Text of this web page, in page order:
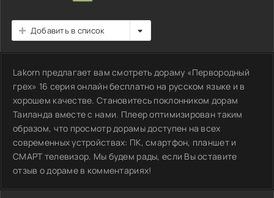
Добавить в список
Lakorn предлагает вам смотреть дораму «Первородный
грех» 16 серия онлайн бесплатно на русском языке и в
хорошем качестве. Становитесь поклонником дорам
Таиланда вместе с нами. Плеер оптимизирован таким
образом, что просмотр дорамы доступен на всех
современных устройствах: ПК, смартфон, планшет и
СМАРТ телевизор. Мы будем рады, если Вы оставите
отзыв о дораме в комментариях!